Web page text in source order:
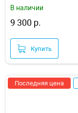
В наличии
9 300 р.
Купить
Последняя цена